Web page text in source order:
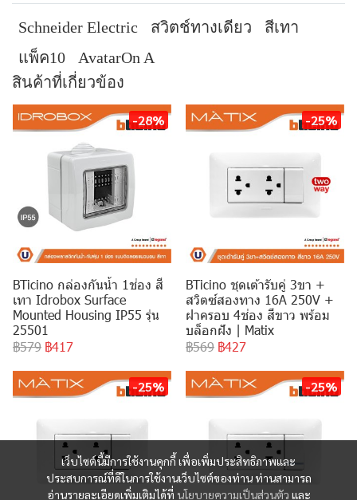
Schneider Electric สวิตช์ทางเดียว
สีเทา
แพ็ค10
AvatarOn A
สินค้าที่เกี่ยวข้อง
-28%
BTicino กล่องกันน้ำ 1ช่อง สี
เทา Idrobox Surface
Mounted Housing IP55 รุ่น
25501
฿579 ฿417
-25%
BTicino ชุดเต้ารับคู่ 3ขา +
สวิตซ์สองทาง 16A 250V +
ฝาครอบ 4ช่อง สีขาว พร้อม
บล็อกฝัง | Matix
฿569 ฿427
-25% -25%
เว็บไซต์นี้มีการใช้งานคุกกี้ เพื่อเพิ่มประสิทธิภาพและ
ประสบการณ์ที่ดีในการใช้งานเว็บไซต์ของท่าน ท่านสามารถ
อ่านรายละเอียดเพิ่มเติมได้ที่ นโยบายความเป็นส่วนตัว และ